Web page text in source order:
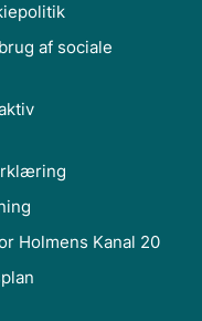
af sociale
Holmens Kanal 20